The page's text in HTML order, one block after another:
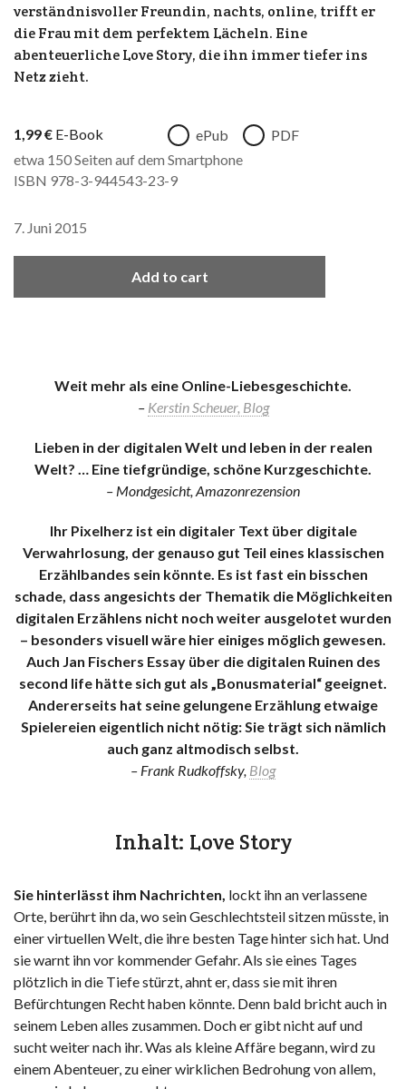
verständnisvoller Freundin, nachts, online, trifft er
die Frau mit dem perfektem Lächeln. Eine
abenteuerliche Love Story, die ihn immer tiefer ins
Netz zieht.
1,99€ E-Book ePub
PDF
etwa 150 Seiten auf dem Smartphone
ISBN 978-3-944543-23-9
7. Juni 2015
Add to cart
Weit mehr als eine Online-Liebesgeschichte.
– Kerstin Scheuer, Blog
Lieben in der digitalen Welt und leben in der realen
Welt? … Eine tiefgründige, schöne Kurzgeschichte.
– Mondgesicht, Amazonrezension
Ihr Pixelherz ist ein digitaler Text über digitale
Verwahrlosung, der genauso gut Teil eines klassischen
Erzählbandes sein könnte. Es ist fast ein bisschen
schade, dass angesichts der Thematik die Möglichkeiten
digitalen Erzählens nicht noch weiter ausgelotet wurden
– besonders visuell wäre hier einiges möglich gewesen.
Auch Jan Fischers Essay über die digitalen Ruinen des
second life hätte sich gut als „Bonusmaterial“ geeignet.
Andererseits hat seine gelungene Erzählung etwaige
Spielereien eigentlich nicht nötig: Sie trägt sich nämlich
auch ganz altmodisch selbst.
– Frank Rudkoffsky, Blog
Inhalt: Love Story
Sie hinterlässt ihm Nachrichten, lockt ihn an verlassene
Orte, berührt ihn da, wo sein Geschlechtsteil sitzen müsste, in
einer virtuellen Welt, die ihre besten Tage hinter sich hat. Und
sie warnt ihn vor kommender Gefahr. Als sie eines Tages
plötzlich in die Tiefe stürzt, ahnt er, dass sie mit ihren
Befürchtungen Recht haben könnte. Denn bald bricht auch in
seinem Leben alles zusammen. Doch er gibt nicht auf und
sucht weiter nach ihr. Was als kleine Affäre begann, wird zu
einem Abenteuer, zu einer wirklichen Bedrohung von allem,